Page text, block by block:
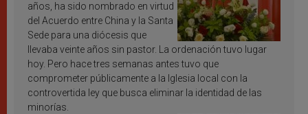
años, ha sido nombrado en virtud
del Acuerdo entre China y la Santa
Sede para una diócesis que
llevaba veinte años sin pastor. La ordenación tuvo lugar
hoy. Pero hace tres semanas antes tuvo que
comprometer públicamente a la Iglesia local con la
controvertida ley que busca eliminar la identidad de las
minorías.